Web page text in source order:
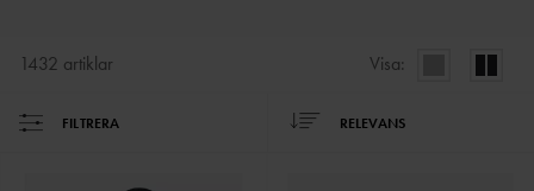
1432 artiklar Visa:
FILTRERA RELEVANS